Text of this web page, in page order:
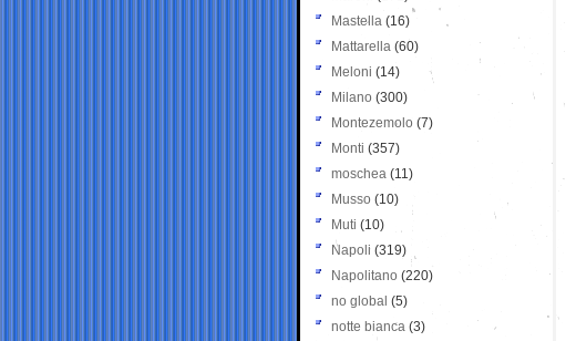
Mastella (16)
Mattarella (60)
Meloni (14)
Milano (300)
Montezemolo (7)
Monti (357)
moschea (11)
Musso (10)
Muti (10)
Napoli (319)
Napolitano (220)
no global (5)
notte bianca (3)